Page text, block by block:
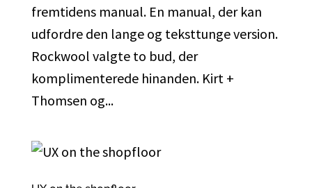
fremtidens manual. En manual, der kan
udfordre den lange og teksttunge version.
Rockwool valgte to bud, der
komplimenterede hinanden. Kirt +
Thomsen og...